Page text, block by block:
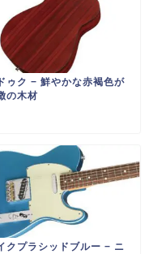
ゥク − 鮮やかな赤褐色が
の木材
クプラシッドブルー − ニ